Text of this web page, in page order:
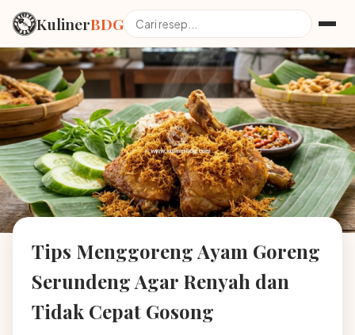
KulinerBDG
Tips Menggoreng Ayam Goreng
Serundeng Agar Renyah dan
Tidak Cepat Gosong